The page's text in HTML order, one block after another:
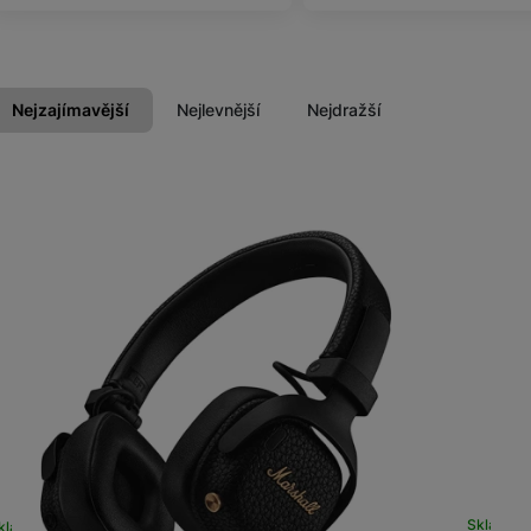
Příslušenství
Domácí spotřebiče
Nejzajímavější Nejlevnější Nejdražší
Skladem